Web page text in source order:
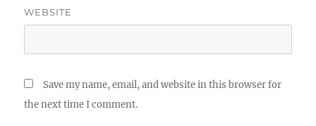
WEBSITE
Save my name, email, and website in this browser for
the next time I comment.